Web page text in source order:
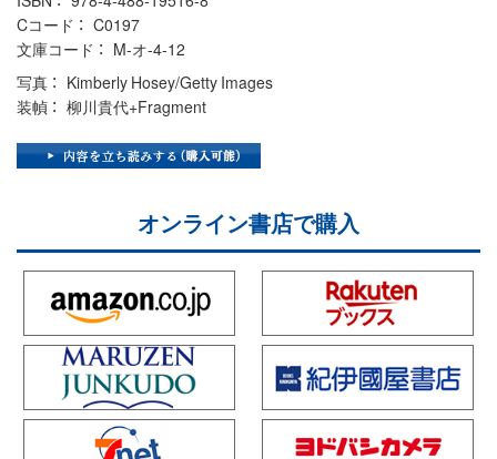
Cコード
C0197
文庫コード
M-オ-4-12
写真
Kimberly Hosey/Getty Images
装幀
柳川貴代+Fragment
オンライン書店で購入